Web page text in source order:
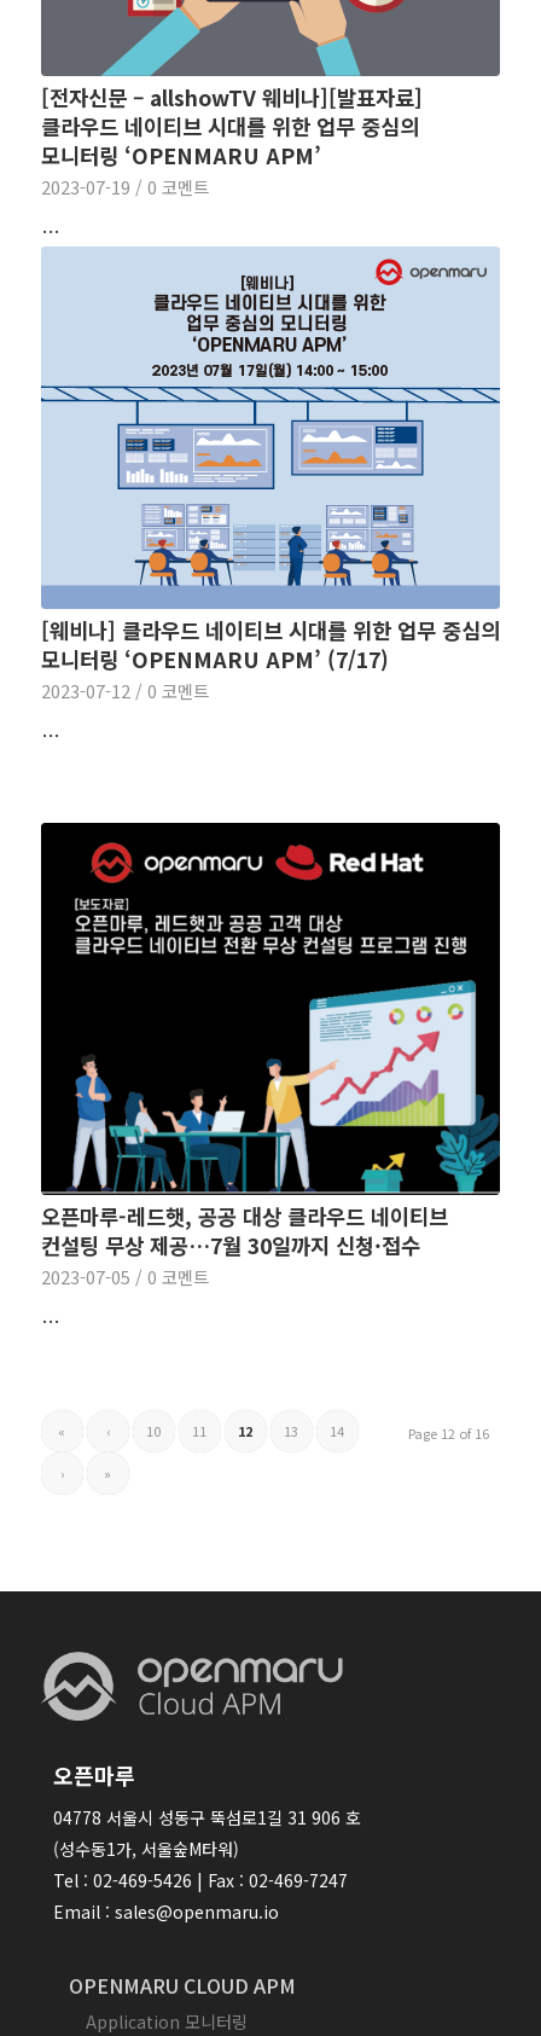
[전자신문 – allshowTV 웨비나][발표자료]
클라우드 네이티브 시대를 위한 업무 중심의
모니터링 ‘OPENMARU APM’
2023-07-19 / 0 코멘트
…
[웨비나] 클라우드 네이티브 시대를 위한 업무 중심의
모니터링 ‘OPENMARU APM’ (7/17)
2023-07-12 / 0 코멘트
…
오픈마루-레드햇, 공공 대상 클라우드 네이티브
컨설팅 무상 제공…7월 30일까지 신청·접수
2023-07-05 / 0 코멘트
…
Page 12 of 16
« ‹ 10 11 12 13 14
› »
오픈마루
04778 서울시 성동구 뚝섬로1길 31 906 호
(성수동1가, 서울숲M타워)
Tel : 02-469-5426 | Fax : 02-469-7247
Email : sales@openmaru.io
OPENMARU CLOUD APM
Application 모니터링